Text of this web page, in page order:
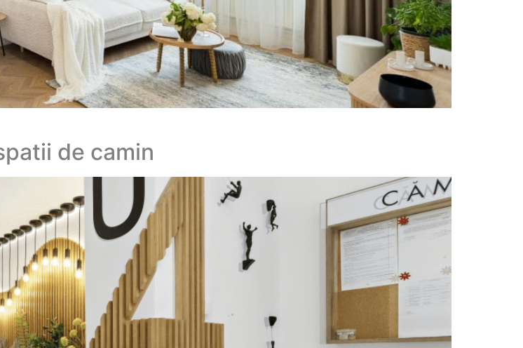
de camin